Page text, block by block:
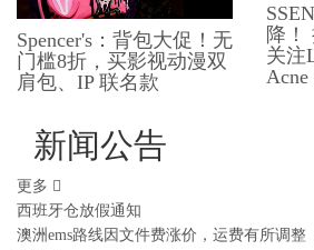
Spencer's：背包大促！无
门槛8折，买影视动漫双
肩包、​​IP 联名款
降！
关注
Acne
新闻公告
更多
西班牙仓放假通知
澳洲ems路线因文件费涨价，运费有所调整